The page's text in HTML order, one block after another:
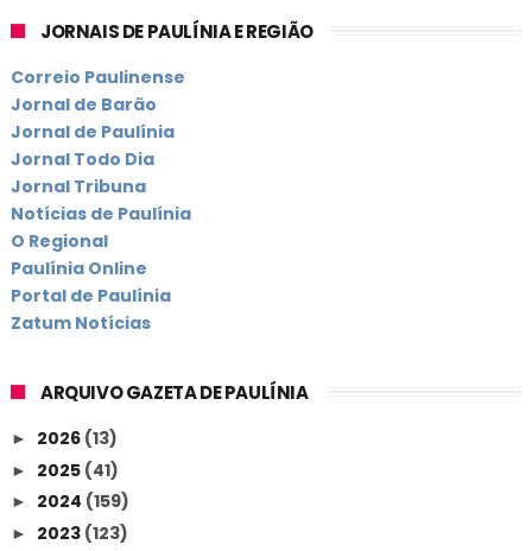
JORNAIS DE PAULÍNIA E REGIÃO
Correio Paulinense
Jornal de Barão
Jornal de Paulínia
Jornal Todo Dia
Jornal Tribuna
Notícias de Paulínia
O Regional
Paulínia Online
Portal de Paulínia
Zatum Notícias
ARQUIVO GAZETA DE PAULÍNIA
► 2026 (13)
► 2025 (41)
► 2024 (159)
► 2023 (123)